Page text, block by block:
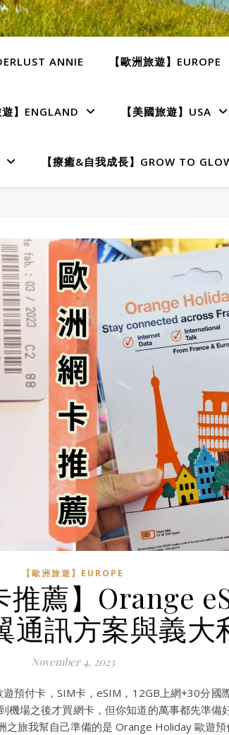
ANNIE 【歐洲旅遊】EUROPE
遊】ENGLAND 【美國旅遊】USA
【療癒&自我成長】GROW TO
【歐洲旅遊】EUROPE
推薦】Orange
通訊方案與義大
November 4, 2023
預付卡，SIM卡，eSIM，12GB上網+30分國
機場之後才買網卡，但你知道的萬事都先準備
之旅我幫自己準備的是 Orange Holiday 歐遊